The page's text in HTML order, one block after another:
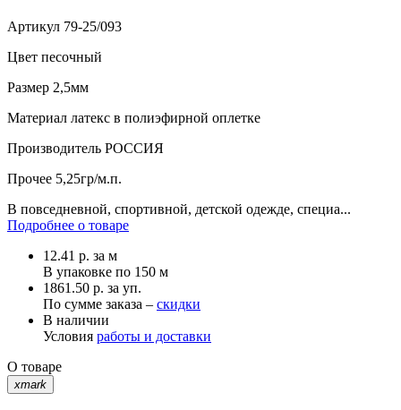
Артикул 79-25/093
Цвет песочный
Размер 2,5мм
Материал латекс в полиэфирной оплетке
Производитель РОССИЯ
Прочее 5,25гр/м.п.
В повседневной, спортивной, детской одежде, специа...
Подробнее о товаре
12.41 р. за м
В упаковке по 150 м
1861.50 р. за уп.
По сумме заказа – скидки
В наличии
Условия работы и доставки
О товаре
xmark